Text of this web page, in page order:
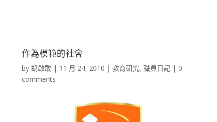
作為模範的社會
by 胡啟敢| 11 月 24, 2010 | 教育研究, 職員日記| 0
comments